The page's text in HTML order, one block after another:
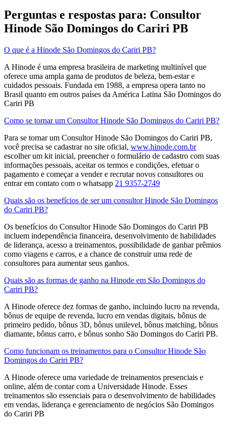
Perguntas e respostas para: Consultor
Hinode São Domingos do Cariri PB
O que é a Hinode São Domingos do Cariri PB?
A Hinode é uma empresa brasileira de marketing multinível que
oferece uma ampla gama de produtos de beleza, bem-estar e
cuidados pessoais. Fundada em 1988, a empresa opera tanto no
Brasil quanto em outros países da América Latina​ São Domingos do
Cariri PB
Como se tornar um Consultor Hinode São Domingos do Cariri PB?
Para se tornar um Consultor Hinode São Domingos do Cariri PB,
você precisa se cadastrar no site oficial, www.hinode.com.br
escolher um kit inicial, preencher o formulário de cadastro com suas
informações pessoais, aceitar os termos e condições, efetuar o
pagamento e começar a vender e recrutar novos consultores​ ou
entrar em contato com o whatsapp 21 9357-2749
Quais são os benefícios de ser um consultor Hinode São Domingos
do Cariri PB?
Os benefícios do Consultor Hinode São Domingos do Cariri PB
incluem independência financeira, desenvolvimento de habilidades
de liderança, acesso a treinamentos, possibilidade de ganhar prêmios
como viagens e carros, e a chance de construir uma rede de
consultores para aumentar seus ganhos.
Quais são as formas de ganho na Hinode em São Domingos do
Cariri PB?
A Hinode oferece dez formas de ganho, incluindo lucro na revenda,
bônus de equipe de revenda, lucro em vendas digitais, bônus de
primeiro pedido, bônus 3D, bônus unilevel, bônus matching, bônus
diamante, bônus carro, e bônus sonho São Domingos do Cariri PB.
Como funcionam os treinamentos para o Consultor Hinode São
Domingos do Cariri PB?
A Hinode oferece uma variedade de treinamentos presenciais e
online, além de contar com a Universidade Hinode. Esses
treinamentos são essenciais para o desenvolvimento de habilidades
em vendas, liderança e gerenciamento de negócios São Domingos
do Cariri PB